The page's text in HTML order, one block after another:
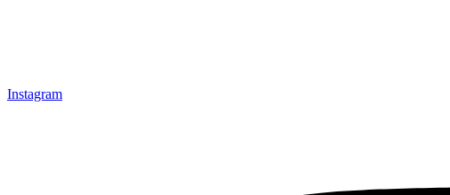
Instagram